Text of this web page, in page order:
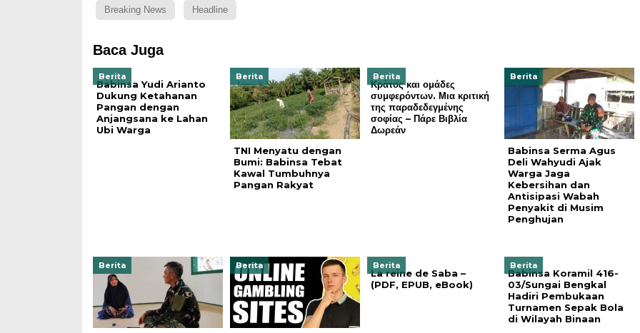
Breaking News Headline
Baca Juga
Berita
Babinsa Yudi Arianto
Dukung Ketahanan
Pangan dengan
Anjangsana ke Lahan
Ubi Warga
Berita
TNI Menyatu dengan
Bumi: Babinsa Tebat
Kawal Tumbuhnya
Pangan Rakyat
Berita
Κράτος και ομάδες
συμφερόντων. Μια κριτική
της παραδεδεγμένης
σοφίας – Πάρε Βιβλία
Δωρεάν
Berita
Babinsa Serma Agus
Deli Wahyudi Ajak
Warga Jaga
Kebersihan dan
Antisipasi Wabah
Penyakit di Musim
Penghujan
Berita Berita Berita
La reine de Saba –
(PDF, EPUB, eBook)
Berita
Babinsa Koramil 416-
03/Sungai Bengkal
Hadiri Pembukaan
Turnamen Sepak Bola
di Wilayah Binaan